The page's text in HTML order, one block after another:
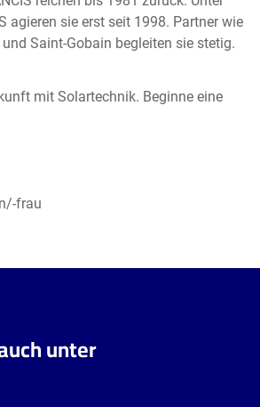
agieren sie erst seit 1998. Partner wie
Saint-Gobain begleiten sie stetig.
mit Solartechnik. Beginne eine
frau
unter